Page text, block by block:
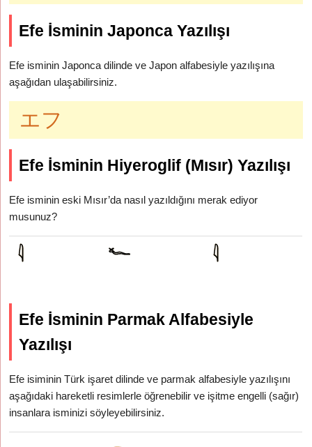
Efe İsminin Japonca Yazılışı
Efe isminin Japonca dilinde ve Japon alfabesiyle yazılışına
aşağıdan ulaşabilirsiniz.
エフ
Efe İsminin Hiyeroglif (Mısır) Yazılışı
Efe isminin eski Mısır’da nasıl yazıldığını merak ediyor
musunuz?
Efe İsminin Parmak Alfabesiyle
Yazılışı
Efe isiminin Türk işaret dilinde ve parmak alfabesiyle yazılışını
aşağıdaki hareketli resimlerle öğrenebilir ve işitme engelli (sağır)
insanlara isminizi söyleyebilirsiniz.